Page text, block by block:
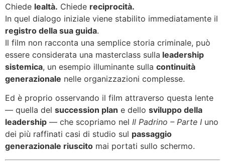
Chiede lealtà. Chiede reciprocità.
In quel dialogo iniziale viene stabilito immediatamente il
registro della sua guida.
Il film non racconta una semplice storia criminale, può
essere considerata una masterclass sulla leadership
sistemica, un esempio illuminante sulla continuità
generazionale nelle organizzazioni complesse.
Ed è proprio osservando il film attraverso questa lente
— quella del succession plan e dello sviluppo della
leadership — che scopriamo nel Il Padrino – Parte I uno
dei più raffinati casi di studio sul passaggio
generazionale riuscito mai portati sullo schermo.